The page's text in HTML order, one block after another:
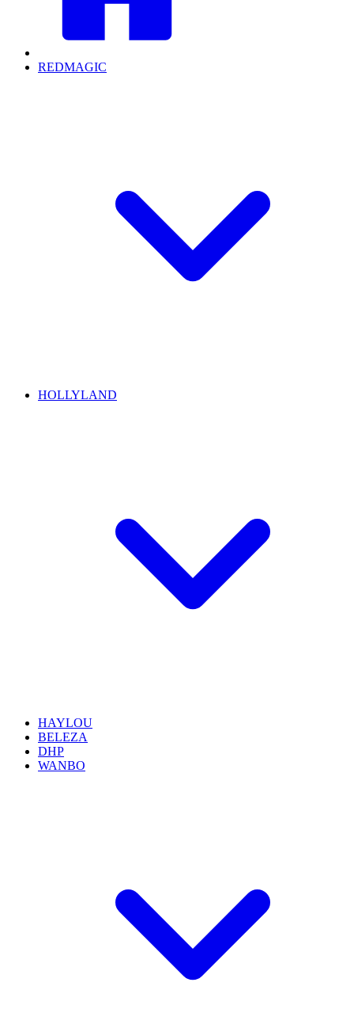
REDMAGIC
HOLLYLAND
HAYLOU
BELEZA
DHP
WANBO